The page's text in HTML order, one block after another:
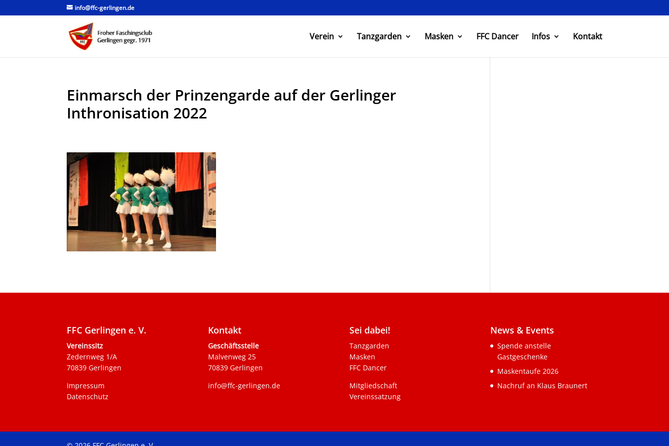
info@ffc-gerlingen.de
Verein Tanzgarden Masken FFC Dancer Infos Kontakt
Einmarsch der Prinzengarde auf der Gerlinger
Inthronisation 2022
FFC Gerlingen e. V.
Vereinssitz
Zedernweg 1/A
70839 Gerlingen
Impressum
Datenschutz
Kontakt
Geschäftsstelle
Malvenweg 25
70839 Gerlingen
info@ffc-gerlingen.de
Sei dabei!
Tanzgarden
Masken
FFC Dancer
Mitgliedschaft
Vereinssatzung
News & Events
Spende anstelle
Gastgeschenke
Maskentaufe 2026
Nachruf an Klaus Braunert